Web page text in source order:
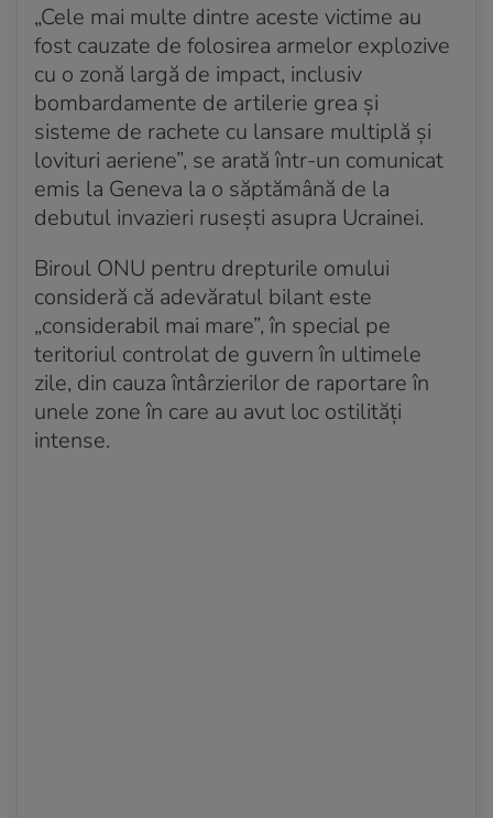
„Cele mai multe dintre aceste victime au
fost cauzate de folosirea armelor explozive
cu o zonă largă de impact, inclusiv
bombardamente de artilerie grea și
sisteme de rachete cu lansare multiplă și
lovituri aeriene”, se arată într-un comunicat
emis la Geneva la o săptămână de la
debutul invazieri rusești asupra Ucrainei.
Biroul ONU pentru drepturile omului
consideră că adevăratul bilant este
„considerabil mai mare”, în special pe
teritoriul controlat de guvern în ultimele
zile, din cauza întârzierilor de raportare în
unele zone în care au avut loc ostilități
intense.